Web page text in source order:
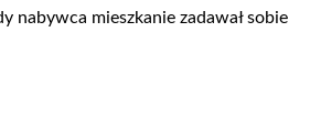
nabywca mieszkanie zadawał sobie